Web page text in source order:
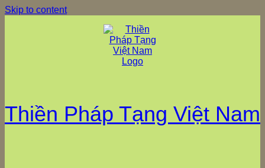
Skip to content
Thiền Pháp Tạng Việt Nam